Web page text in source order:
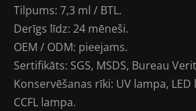
Tilpums: 7,3 ml / BTL.
Derīgs līdz: 24 mēneši.
OEM / ODM: pieejams.
Sertifikāts: SGS, MSDS, Bureau
Konservēšanas rīki: UV lampa, LED
CCFL lampa.